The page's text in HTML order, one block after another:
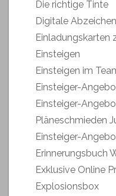
Die richtige Tinte
Digitale
Einladungskarten
Einsteigen
Einsteigen im
Einsteiger-
Einsteiger-
Pläneschmieden
Einsteiger-
Erinnerungsbuch
Exklusive Online
Explosionsbox